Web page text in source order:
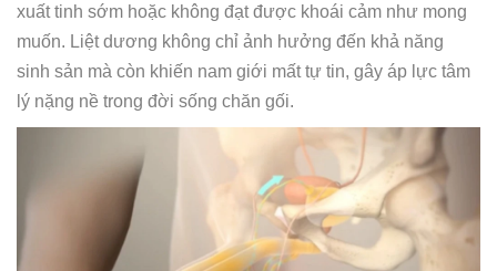
xuất tinh sớm hoặc không đạt được khoái cảm như mong
muốn. Liệt dương không chỉ ảnh hưởng đến khả năng
sinh sản mà còn khiến nam giới mất tự tin, gây áp lực tâm
lý nặng nề trong đời sống chăn gối.